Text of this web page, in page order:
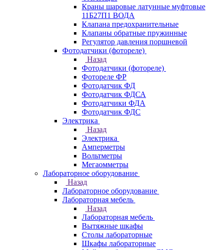
Краны шаровые латунные муфтовые
11Б27П1 ВОДА
Клапана предохранительные
Клапаны обратные пружинные
Регулятор давления поршневой
Фотодатчики (фотореле)
Назад
Фотодатчики (фотореле)
Фотореле ФР
Фотодатчик ФД
Фотодатчик ФДСА
Фотодатчики ФДА
Фотодатчик ФДС
Электрика
Назад
Электрика
Амперметры
Вольтметры
Мегаомметры
Лабораторное оборудование
Назад
Лабораторное оборудование
Лабораторная мебель
Назад
Лабораторная мебель
Вытяжные шкафы
Столы лабораторные
Шкафы лабораторные